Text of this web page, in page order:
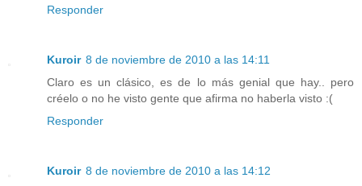
Responder
Kuroir 8 de noviembre de 2010 a las 14:11
Claro es un clásico, es de lo más genial que hay.. pero
créelo o no he visto gente que afirma no haberla visto :(
Responder
Kuroir 8 de noviembre de 2010 a las 14:12